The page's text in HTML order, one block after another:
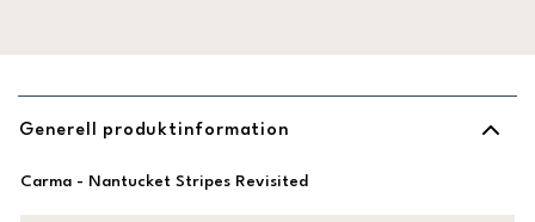
Generell produktinformation
Carma - Nantucket Stripes Revisited